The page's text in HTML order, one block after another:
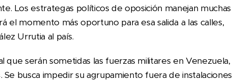
Los estrategas políticos de oposición manejan muchas
el momento más oportuno para esa salida a las calles,
Urrutia al país.
serán sometidas las fuerzas militares en Venezuela,
busca impedir su agrupamiento fuera de instalaciones